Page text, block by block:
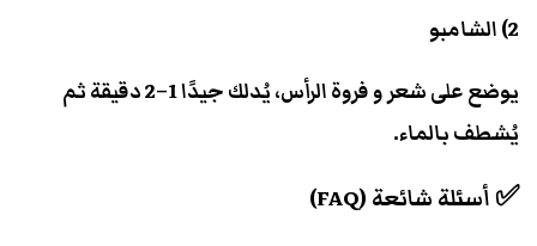
2) الشامبو
يوضع على شعر و فروة الرأس، يُدلك جيدًا 1–2 دقيقة ثم
يُشطف بالماء.
✅ أسئلة شائعة (FAQ)